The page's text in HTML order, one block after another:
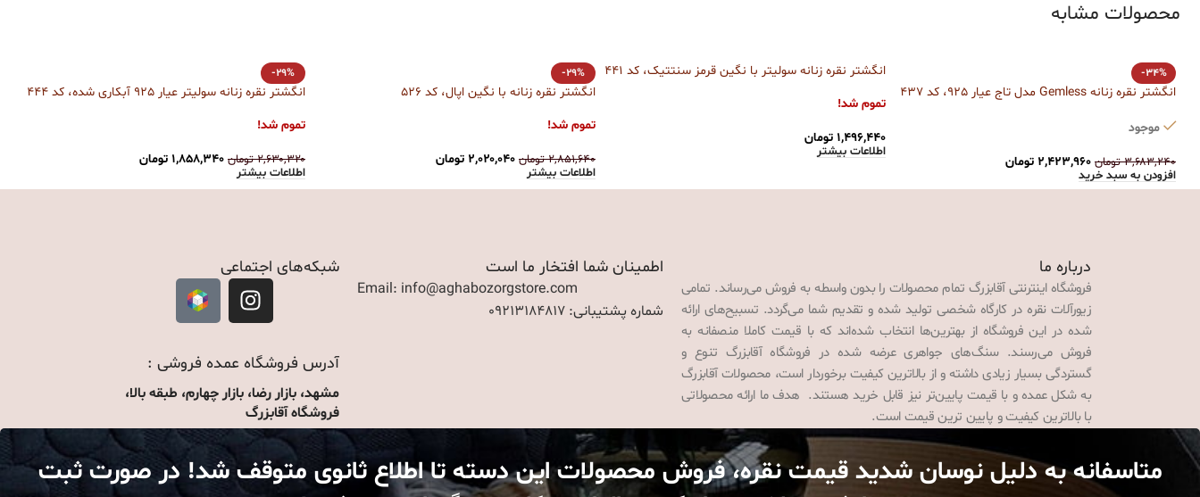
محصولات مشابه
-34%
انگشتر نقره زنانه Gemless مدل تاج عیار 925، کد 437
موجود
۳,۶۸۳,۲۴۰ تومان ۲,۴۲۳,۹۶۰ تومان
افزودن به سبد خرید
انگشتر نقره زنانه سولیتر با نگین قرمز سنتتیک، کد 441
تموم شد!
۱,۴۹۶,۴۴۰ تومان
اطلاعات بیشتر
-29%
انگشتر نقره زنانه با نگین اپال، کد 526
تموم شد!
۲,۸۵۱,۶۴۰ تومان ۲,۰۲۰,۰۴۰ تومان
اطلاعات بیشتر
-29%
انگشتر نقره زنانه سولیتر عیار 925 آبکاری شده، کد 444
تموم شد!
۲,۶۳۰,۳۲۰ تومان ۱,۸۵۸,۳۴۰ تومان
اطلاعات بیشتر
درباره ما
فروشگاه اینترنتی آقابزرگ تمام محصولات را بدون واسطه به فروش می‌رساند. تمامی
زیورآلات نقره در کارگاه شخصی تولید شده و تقدیم شما می‌گردد. تسبیح‌های ارائه
شده در این فروشگاه از بهترین‌ها انتخاب شده‌اند که با قیمت کاملا منصفانه به
فروش می‌رسند. سنگ‌های جواهری عرضه شده در فروشگاه آقابزرگ تنوع و
گستردگی بسیار زیادی داشته و از بالاترین کیفیت برخوردار است، محصولات آقابزرگ
به شکل عمده و با قیمت پایین‌تر نیز قابل خرید هستند. هدف ما ارائه محصولاتی
با بالاترین کیفیت و پایین ترین قیمت است.
اطمینان شما افتخار ما است
Email: info@aghabozorgstore.com
شماره پشتیبانی: 09213184817
شبکه‌های اجتماعی
آدرس فروشگاه عمده فروشی :
مشهد، بازار رضا، بازار چهارم، طبقه بالا،
فروشگاه آقابزرگ
متاسفانه به دلیل نوسان شدید قیمت نقره، فروش محصولات این دسته تا اطلاع ثانوی متوقف شد! در صورت ثبت